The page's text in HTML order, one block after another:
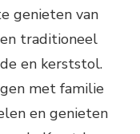
genieten van
traditioneel
en kerststol.
met familie
en genieten